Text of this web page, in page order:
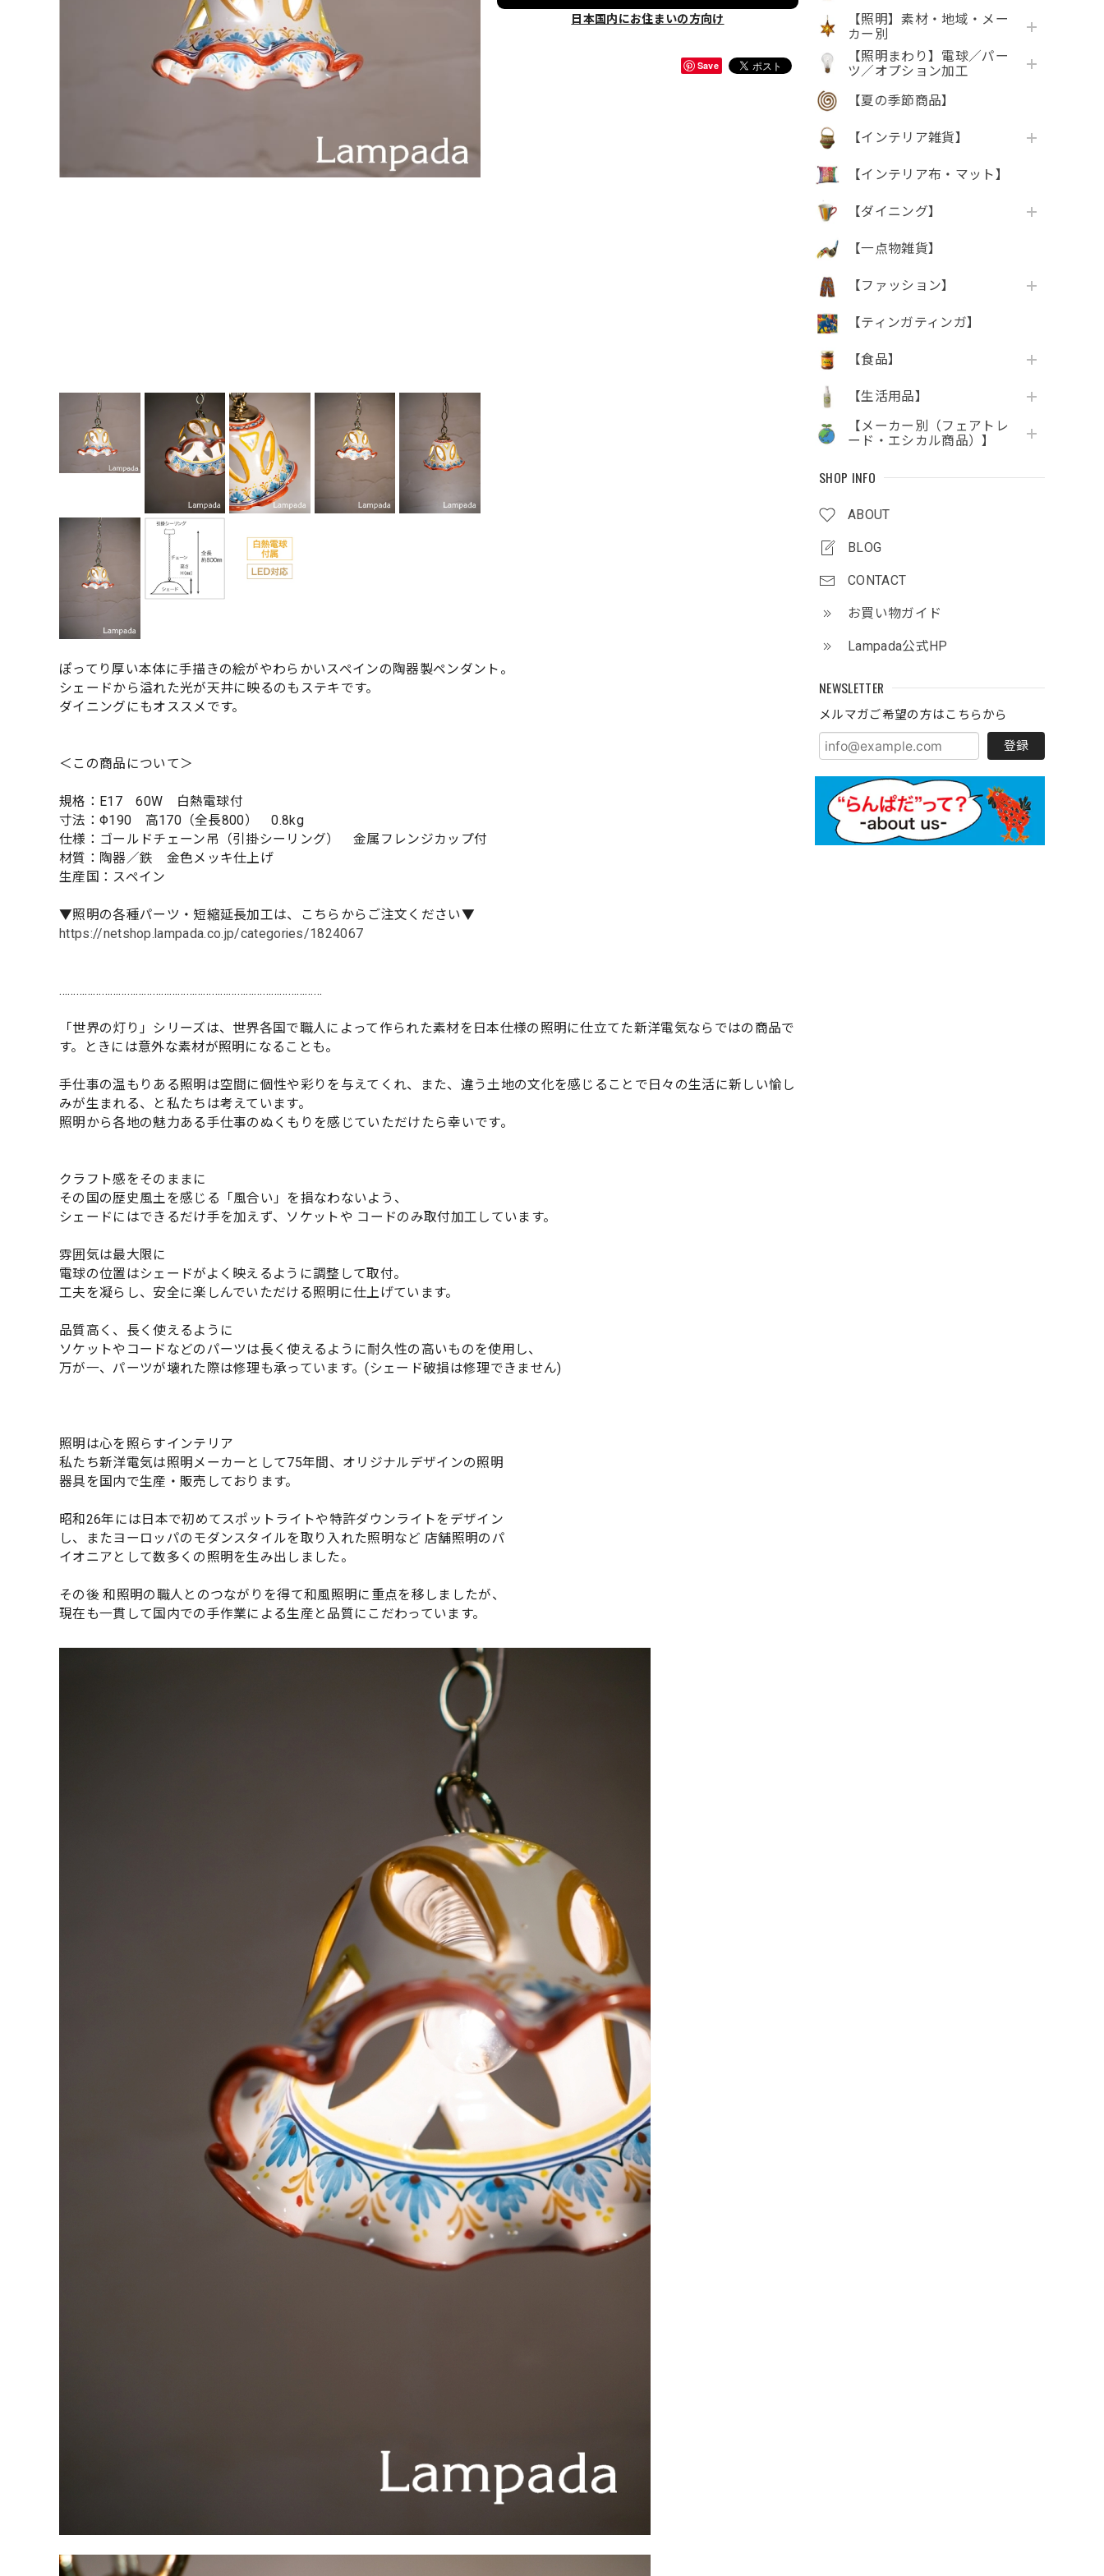
【照明】素材・地域・メー
カー別
【照明まわり】電球／パー
ツ／オプション加工
【夏の季節商品】
【インテリア雑貨】
【インテリア布・マット】
【ダイニング】
【一点物雑貨】
【ファッション】
【ティンガティンガ】
【食品】
【生活用品】
【メーカー別（フェアトレ
ード・エシカル商品）】
SHOP INFO
ABOUT
BLOG
CONTACT
お買い物ガイド
Lampada公式HP
NEWSLETTER
メルマガご希望の方はこちらから
登録
日本国内にお住まいの方向け
Save
ぽってり厚い本体に手描きの絵がやわらかいスペインの陶器製ペンダント。
シェードから溢れた光が天井に映るのもステキです。
ダイニングにもオススメです。
＜この商品について＞
規格：E17 60W 白熱電球付
寸法：Φ190 高170（全長800） 0.8kg
仕様：ゴールドチェーン吊（引掛シーリング） 金属フレンジカップ付
材質：陶器／鉄 金色メッキ仕上げ
生産国：スペイン
▼照明の各種パーツ・短縮延長加工は、こちらからご注文ください▼
https://netshop.lampada.co.jp/categories/1824067
…………………………………………………………………………………
「世界の灯り」シリーズは、世界各国で職人によって作られた素材を日本仕様の照明に仕立てた新洋電気ならではの商品で
す。ときには意外な素材が照明になることも。
手仕事の温もりある照明は空間に個性や彩りを与えてくれ、また、違う土地の文化を感じることで日々の生活に新しい愉し
みが生まれる、と私たちは考えています。
照明から各地の魅力ある手仕事のぬくもりを感じていただけたら幸いです。
クラフト感をそのままに
その国の歴史風土を感じる「風合い」を損なわないよう、
シェードにはできるだけ手を加えず、ソケットや コードのみ取付加工しています。
雰囲気は最大限に
電球の位置はシェードがよく映えるように調整して取付。
工夫を凝らし、安全に楽しんでいただける照明に仕上げています。
品質高く、長く使えるように
ソケットやコードなどのパーツは長く使えるように耐久性の高いものを使用し、
万が一、パーツが壊れた際は修理も承っています。(シェード破損は修理できません)
照明は心を照らすインテリア
私たち新洋電気は照明メーカーとして75年間、オリジナルデザインの照明
器具を国内で生産・販売しております。
昭和26年には日本で初めてスポットライトや特許ダウンライトをデザイン
し、またヨーロッパのモダンスタイルを取り入れた照明など 店舗照明のパ
イオニアとして数多くの照明を生み出しました。
その後 和照明の職人とのつながりを得て和風照明に重点を移しましたが、
現在も一貫して国内での手作業による生産と品質にこだわっています。